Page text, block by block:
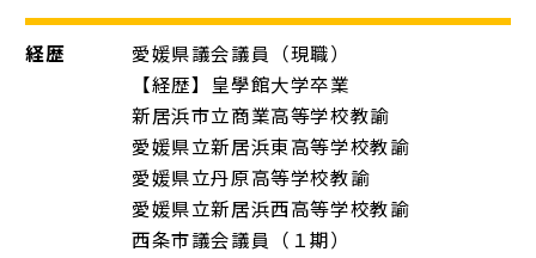
経歴
愛媛県議会議員（現職）
【経歴】皇學館大学卒業
新居浜市立商業高等学校教諭
愛媛県立新居浜東高等学校教諭
愛媛県立丹原高等学校教諭
愛媛県立新居浜西高等学校教諭
西条市議会議員（１期）